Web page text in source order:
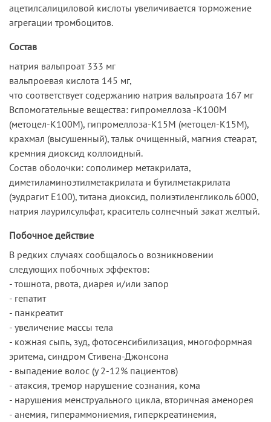
ацетилсалициловой кислоты увеличивается торможение
агрегации тромбоцитов.
Состав
натрия вальпроат 333 мг
вальпроевая кислота 145 мг,
что соответствует содержанию натрия вальпроата 167 мг
Вспомогательные вещества: гипромеллоза -К100М
(метоцел-К100М), гипромеллоза-К15М (метоцел-К15М),
крахмал (высушенный), тальк очищенный, магния стеарат,
кремния диоксид коллоидный.
Состав оболочки: сополимер метакрилата,
диметиламиноэтилметакрилата и бутилметакрилата
(эудрагит Е100), титана диоксид, полиэтиленгликоль 6000,
натрия лаурилсульфат, краситель солнечный закат желтый.
Побочное действие
В редких случаях сообщалось о возникновении
следующих побочных эффектов:
- тошнота, рвота, диарея и/или запор
- гепатит
- панкреатит
- увеличение массы тела
- кожная сыпь, зуд, фотосенсибилизация, многоформная
эритема, синдром Стивена-Джонсона
- выпадение волос (у 2-12% пациентов)
- атаксия, тремор нарушение сознания, кома
- нарушения менструального цикла, вторичная аменорея
- анемия, гипераммониемия, гиперкреатинемия,